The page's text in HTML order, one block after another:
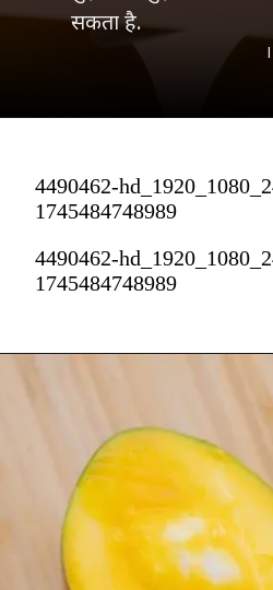
सकता है.
4490462-
1745484748989
4490462-
1745484748989